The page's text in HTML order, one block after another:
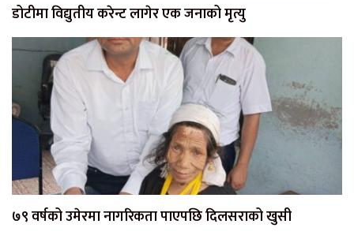
डोटीमा विद्युतीय करेन्ट लागेर एक जनाको मृत्यु
७९ वर्षको उमेरमा नागरिकता पाएपछि दिलसराको खुसी